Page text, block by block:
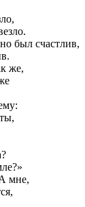
был счастлив,
же,
мне,